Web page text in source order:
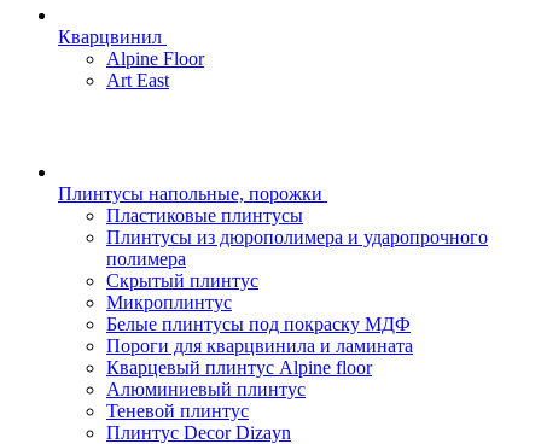
Кварцвинил
Alpine Floor
Art East
Плинтусы напольные, порожки
Пластиковые плинтусы
Плинтусы из дюрополимера и ударопрочного
полимера
Скрытый плинтус
Микроплинтус
Белые плинтусы под покраску МДФ
Пороги для кварцвинила и ламината
Кварцевый плинтус Alpine floor
Алюминиевый плинтус
Теневой плинтус
Плинтус Decor Dizayn